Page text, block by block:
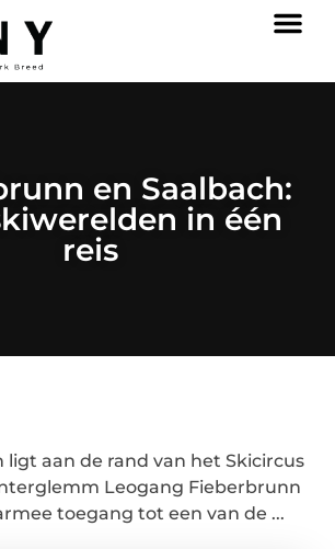
en Saalbach:
in één
reis
ligt aan de rand van het Skicircus
Leogang Fieberbrunn
toegang tot een van de ...